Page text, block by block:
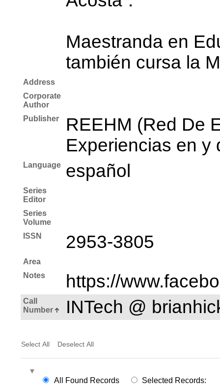
Maestranda en
también cursa la
Address
Corporate
Author
Publisher
REEHM (Red De
Experiencias en y
Language español
Series
Editor
Series
Volume
ISSN
2953-3805
Area
Notes
https://
Call
Number
INTech @
Select All Deselect All
All Found Records
Selected Records: